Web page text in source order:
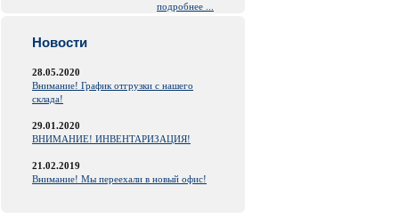
подробнее ...
Новости
28.05.2020
Внимание! График отгрузки с нашего
склада!
29.01.2020
ВНИМАНИЕ! ИНВЕНТАРИЗАЦИЯ!
21.02.2019
Внимание! Мы переехали в новый офис!